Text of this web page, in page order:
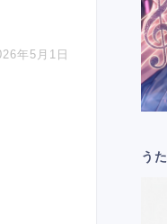
年5月1日
うた